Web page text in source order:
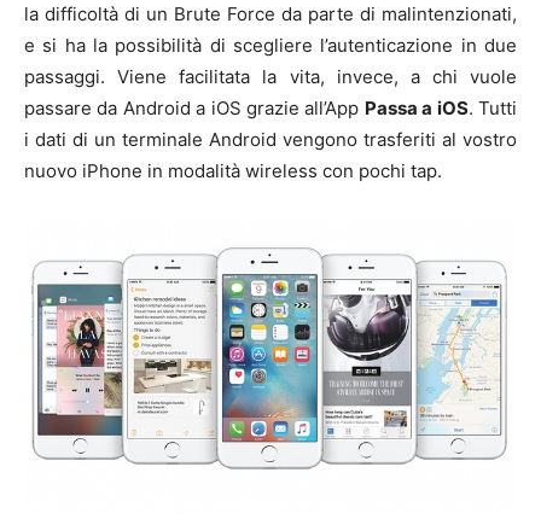
la difficoltà di un Brute Force da parte di malintenzionati,
e si ha la possibilità di scegliere l’autenticazione in due
passaggi. Viene facilitata la vita, invece, a chi vuole
passare da Android a iOS grazie all’App Passa a iOS. Tutti
i dati di un terminale Android vengono trasferiti al vostro
nuovo iPhone in modalità wireless con pochi tap.